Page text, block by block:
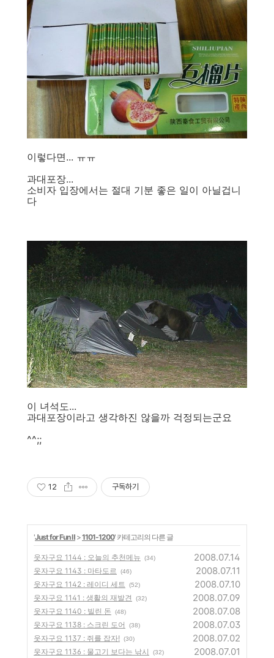
이렇다면... ㅠㅠ
과대포장...
소비자 입장에서는 절대 기분 좋은 일이 아닐겁니
다
이 녀석도...
과대포장이라고 생각하진 않을까 걱정되는군요
^^;;
12 구독하기
'Just for Fun Ⅱ >1101-1200' 카테고리의 다른 글
웃자구요 1144 : 오늘의 추천메뉴 (34) 2008.07.14
웃자구요 1143 : 마타도르 (46) 2008.07.11
웃자구요 1142 : 레이디 세트 (52) 2008.07.10
웃자구요 1141 : 생활의 재발견 (32) 2008.07.09
웃자구요 1140 : 빌린 돈 (48) 2008.07.08
웃자구요 1138 : 스크린 도어 (38) 2008.07.03
웃자구요 1137 : 쥐를 잡자! (30) 2008.07.02
웃자구요 1136 : 물고기 보다는 낚시 (32) 2008.07.01